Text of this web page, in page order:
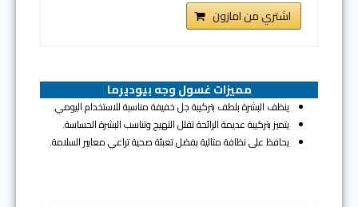
اشتري من امازون
مميزات غسول وجه بيوديرما
ينظف البشرة بلطف بتركيبة جل خفيفة مناسبة للاستخدام اليومي.
يتميز بتركيبة عديمة الرائحة تقلل التهيج وتناسب البشرة الحساسة.
يحافظ على نظافة مثالية بفضل تعبئة صحية تراعي معايير السلامة.